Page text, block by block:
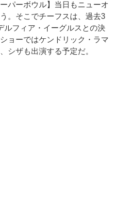
パーボウル】当日もニューオ
。そこでチーフスは、過去3
ルフィア・イーグルスとの決
ョーではケンドリック・ラマ
シザも出演する予定だ。